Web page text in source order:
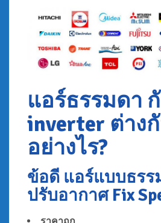
แอร์ธรรมดา
inverter ต่าง
อย่างไร?
ข้อดี แอร์แบบธรร
ปรับอากาศ Fix